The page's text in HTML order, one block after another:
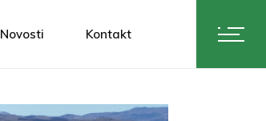
Novosti Kontakt